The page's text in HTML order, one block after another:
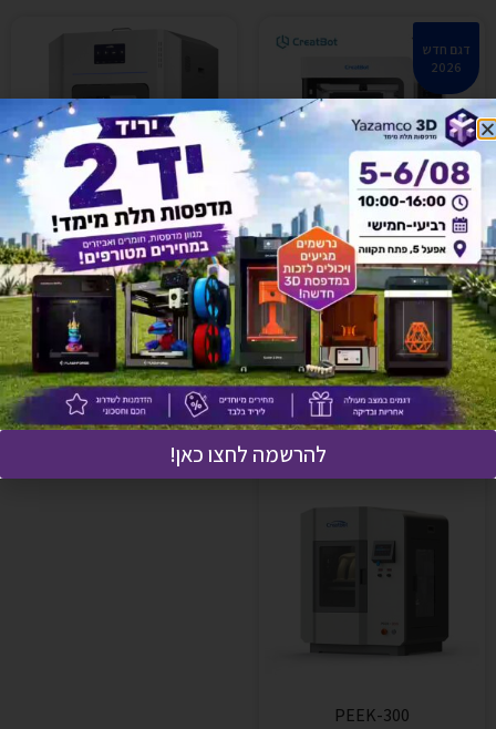
דגם חדש
2026
מדפסת תלת מימד תעשייתית
ענקית – CreatBot D1000 PRO
HS
מידע נוסף
CreatBot PEEK-250
מידע נוסף
PEEK-300
להרשמה לחצו כאן!